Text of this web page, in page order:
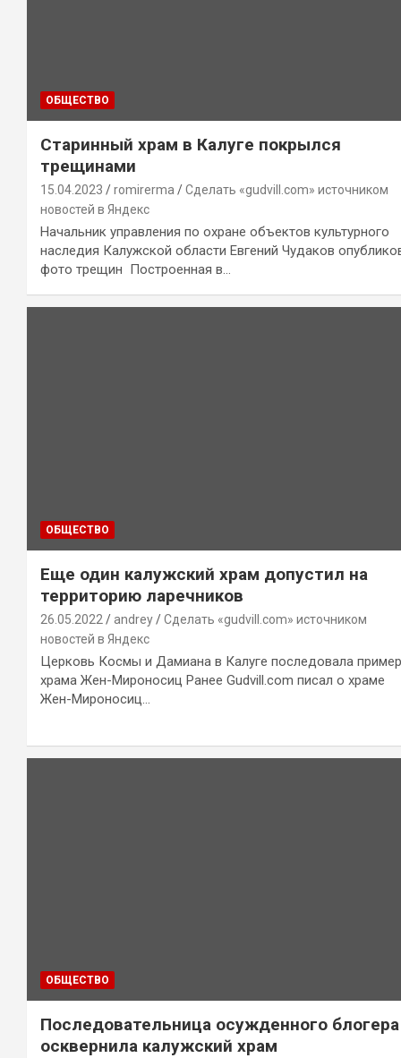
ОБЩЕСТВО
Старинный храм в Калуге покрылся
трещинами
15.04.2023 romirerma
Сделать «gudvill.com» источником
новостей в Яндекс
Начальник управления по охране объектов культурного
наследия Калужской области Евгений Чудаков
фото трещин Построенная в…
ОБЩЕСТВО
Еще один калужский храм допустил на
территорию ларечников
26.05.2022 andrey
Сделать «gudvill.com» источником
новостей в Яндекс
Церковь Космы и Дамиана в Калуге последовала
храма Жен-Мироносиц Ранее Gudvill.com писал о храме
Жен-Мироносиц…
ОБЩЕСТВО
Последовательница осужденного блогера
осквернила калужский храм